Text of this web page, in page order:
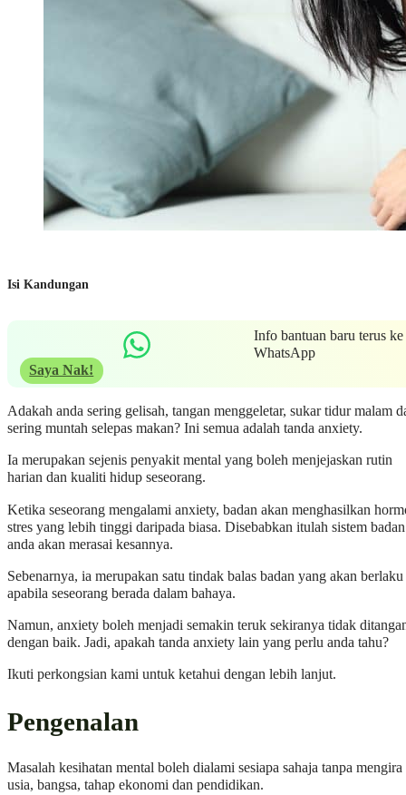
Isi Kandungan
Info bantuan baru terus ke
WhatsApp
Saya Nak!
Adakah anda sering gelisah, tangan menggeletar, sukar tidur malam
sering muntah selepas makan? Ini semua adalah tanda anxiety.
Ia merupakan sejenis penyakit mental yang boleh menjejaskan rutin
harian dan kualiti hidup seseorang.
Ketika seseorang mengalami anxiety, badan akan menghasilkan
stres yang lebih tinggi daripada biasa. Disebabkan itulah sistem badan
anda akan merasai kesannya.
Sebenarnya, ia merupakan satu tindak balas badan yang akan berlaku
apabila seseorang berada dalam bahaya.
Namun, anxiety boleh menjadi semakin teruk sekiranya tidak
dengan baik. Jadi, apakah tanda anxiety lain yang perlu anda tahu?
Ikuti perkongsian kami untuk ketahui dengan lebih lanjut.
Pengenalan
Masalah kesihatan mental boleh dialami sesiapa sahaja tanpa mengira
usia, bangsa, tahap ekonomi dan pendidikan.